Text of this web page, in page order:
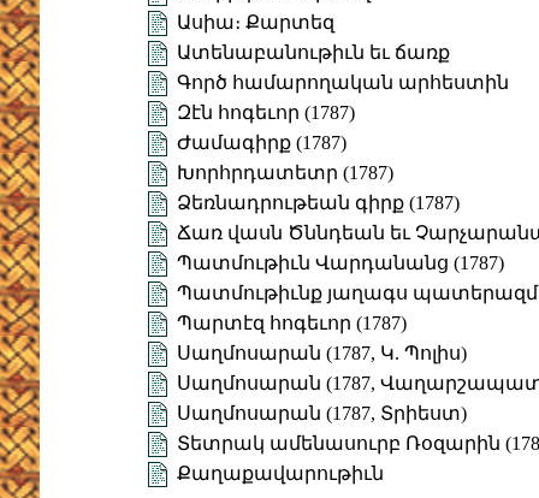
Ասիա։ Քարտեզ
Ատենաբանութիւն եւ ճառք
Գործ համարողական արհեստին
Զէն հոգեւոր (1787)
Ժամագիրք (1787)
Խորհրդատետր (1787)
Ձեռնադրութեան գիրք (1787)
Ճառ վասն Ծննդեան եւ
Պատմութիւն Վարդանանց (1787)
Պատմութիւնք յաղագս
Պարտէզ հոգեւոր (1787)
Սաղմոսարան (1787, Կ. Պոլիս)
Սաղմոսարան (1787,
Սաղմոսարան (1787, Տրիեստ)
Տետրակ ամենասուրբ Ռօզարին
Քաղաքավարութիւն